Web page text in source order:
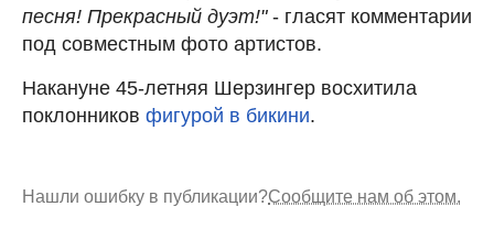
песня! Прекрасный дуэт!"- гласят комментарии
под совместным фото артистов.
Накануне 45-летняя Шерзингер восхитила
поклонников фигурой в бикини.
Нашли ошибку в публикации?Сообщите нам об этом.